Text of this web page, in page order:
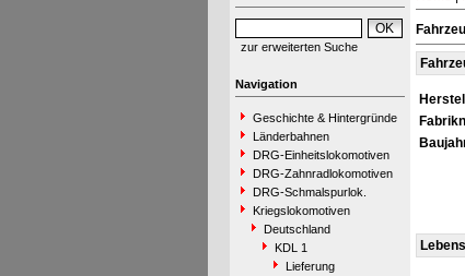
zur erweiterten Suche
Navigation
Geschichte & Hintergründe
Länderbahnen
DRG-Einheitslokomotiven
DRG-Zahnradlokomotiven
DRG-Schmalspurlok.
Kriegslokomotiven
Deutschland
KDL 1
Lieferung